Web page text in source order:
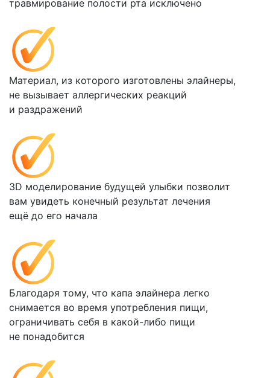
травмирование полости рта исключено
Материал, из которого изготовлены элайнеры,
не вызывает аллергических реакций
и раздражений
3D моделирование будущей улыбки позволит
вам увидеть конечный результат лечения
ещё до его начала
Благодаря тому, что капа элайнера легко
снимается во время употребления пищи,
ограничивать себя в какой-либо пищи
не понадобится